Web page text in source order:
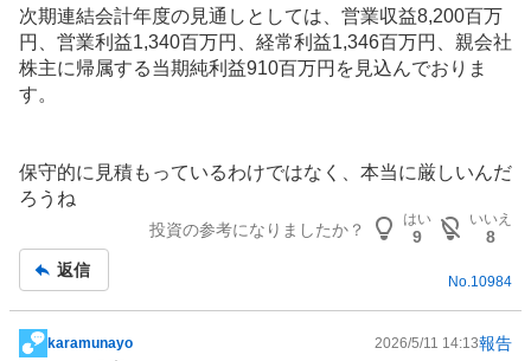
次期連結会計年度の見通しとしては、営業収益8,200百万
円、営業利益1,340百万円、経常利益1,346百万円、親会社
株主に帰属する当期純利益910百万円を見込んでおりま
す。
保守的に見積もっているわけではなく、本当に厳しいんだ
ろうね
投資の参考になりましたか？
はい
9
いいえ
8
返信
No.10984
掲
karamunayo 2026/5/11 14:13報告